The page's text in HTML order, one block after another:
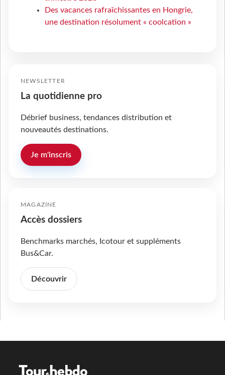
Des vacances rafraîchissantes en Hongrie,
une destination résolument « coolcation »
NEWSLETTER
La quotidienne pro
Débrief business, tendances distribution et
nouveautés destinations.
Je m'inscris
MAGAZINE
Accès dossiers
Benchmarks marchés, Icotour et suppléments
Bus&Car.
Découvrir